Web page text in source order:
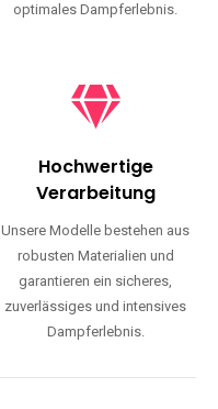
optimales Dampferlebnis.
Hochwertige
Verarbeitung
Unsere Modelle bestehen aus
robusten Materialien und
garantieren ein sicheres,
zuverlässiges und intensives
Dampferlebnis.